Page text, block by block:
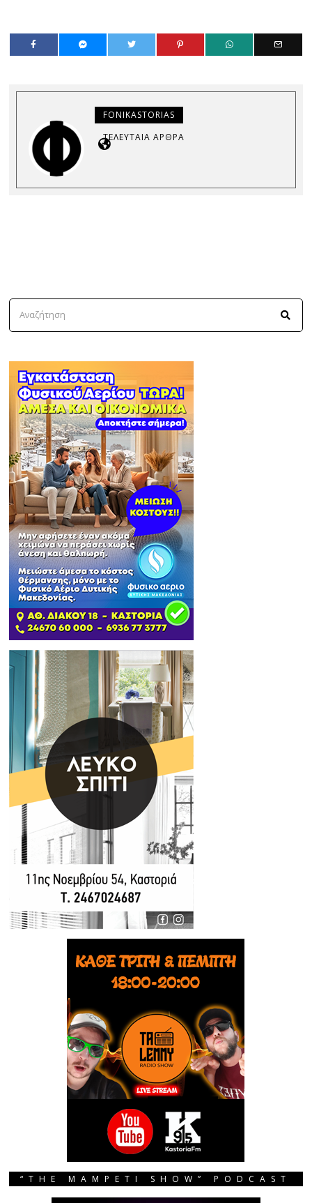
FONIKASTORIAS
ΤΕΛΕΥΤΑΊΑ ΆΡΘΡΑ
“THE MAMPETI SHOW” PODCAST